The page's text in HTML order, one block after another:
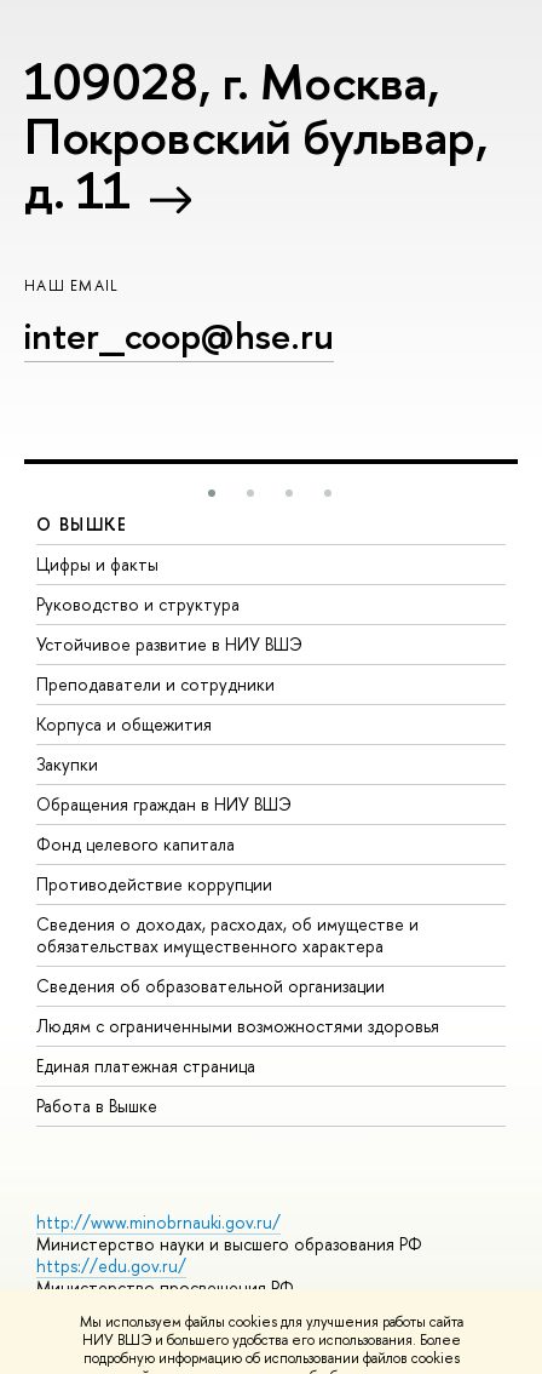
Мы используем файлы cookies для улучшения работы сайта
НИУ ВШЭ и большего удобства его использования. Более
подробную информацию об использовании файлов cookies
109028, г. Москва,
Покровский бульвар,
д. 11
НАШ EMAIL
inter_coop@hse.ru
О ВЫШКЕ
Цифры и факты
Руководство и структура
Устойчивое развитие в НИУ ВШЭ
Преподаватели и сотрудники
Корпуса и общежития
Закупки
Обращения граждан в НИУ ВШЭ
Фонд целевого капитала
Противодействие коррупции
Сведения о доходах, расходах, об имуществе и
обязательствах имущественного характера
Сведения об образовательной организации
Людям с ограниченными возможностями здоровья
Единая платежная страница
Работа в Вышке
http://www.minobrnauki.gov.ru/
Министерство науки и высшего образования РФ
https://edu.gov.ru/
Министерство просвещения РФ
https://elearning.hse.ru/mooc
Массовые открытые онлайн-курсы